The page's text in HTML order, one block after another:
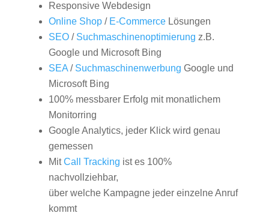
Responsive Webdesign
Online Shop/ E-CommerceLösungen
SEO/ Suchmaschinenoptimierung z.B.
Google und Microsoft Bing
SEA/ Suchmaschinenwerbung Google und
Microsoft Bing
100% messbarer Erfolg mit monatlichem
Monitorring
Google Analytics, jeder Klick wird genau
gemessen
MitCall Tracking ist es 100%
nachvollziehbar,
über welche Kampagne jeder einzelne Anruf
kommt